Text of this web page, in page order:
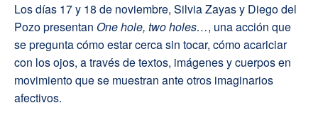
Los días 17 y 18 de noviembre, Silvia Zayas y Diego del
Pozo presentan One hole, two holes…, una acción que
se pregunta cómo estar cerca sin tocar, cómo acariciar
con los ojos, a través de textos, imágenes y cuerpos en
movimiento que se muestran ante otros imaginarios
afectivos.